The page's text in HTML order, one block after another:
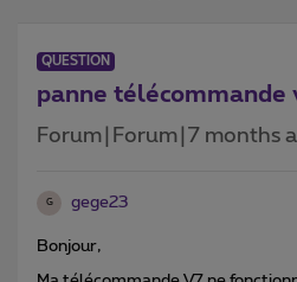
QUESTION
panne télécommande
Forum|Forum|7 months
G gege23
Bonjour,